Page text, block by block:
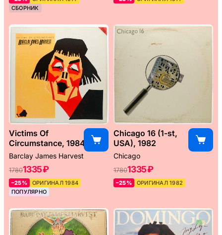
СБОРНИК
Victims Of
Circumstance, 1984
Barclay James Harvest
17801335 ₽
–25%
ОРИГИНАЛ 1984
ПОПУЛЯРНО
Chicago 16 (1-st,
USA), 1982
Chicago
17801335 ₽
–25% ОРИГИНАЛ 1982